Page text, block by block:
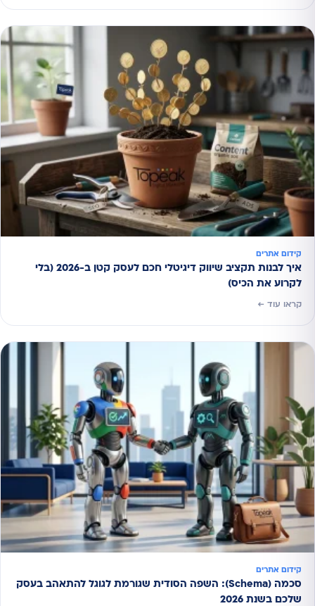
קידום אתרים
איך לבנות תקציב שיווק דיגיטלי חכם לעסק קטן ב-2026 (בלי
לקרוע את הכיס)
קראו עוד ←
קידום אתרים
סכמה (Schema): השפה הסודית שגורמת לגוגל להתאהב בעסק
שלכם בשנת 2026